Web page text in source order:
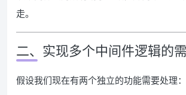
走。
二、实现多个中间件逻辑的
假设我们现在有两个独立的功能需要处理：